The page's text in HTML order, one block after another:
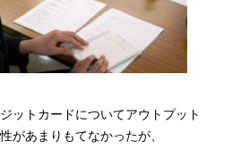
ットカードについてアウトプット
があまりもてなかったが、